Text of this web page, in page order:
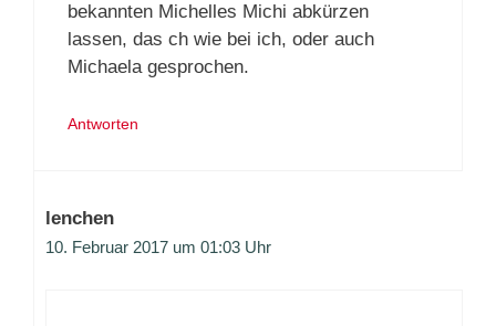
bekannten Michelles Michi abkürzen
lassen, das ch wie bei ich, oder auch
Michaela gesprochen.
Antworten
lenchen
10. Februar 2017 um 01:03 Uhr